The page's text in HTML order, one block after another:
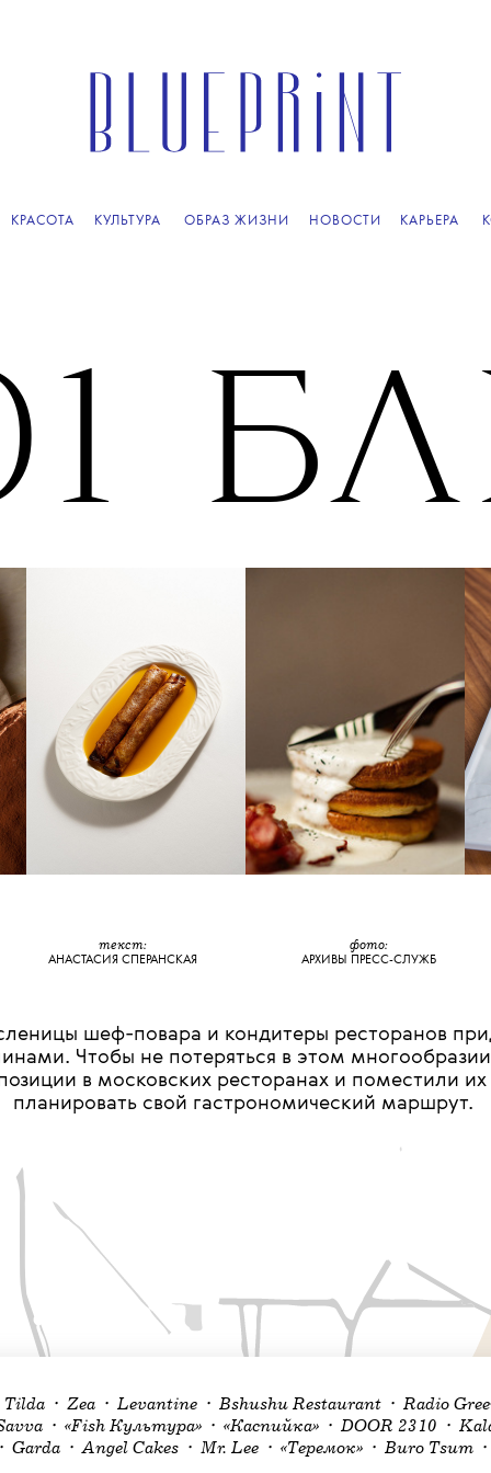
КРАСОТА КУЛЬТУРА ОБРАЗ ЖИЗНИ НОВОСТИ КАРЬЕРА
текст:
АНАСТАСИЯ СПЕРАНСКАЯ
фото:
АРХИВЫ ПРЕСС-СЛУЖБ
шеф-повара и кондитеры ресторанов
Чтобы не потеряться в этом
в московских ресторанах и поместили
планировать свой гастрономический маршрут.
• Zea • Levantine • Bshushu Restaurant • Radio
• «Fish Культура» • «Каспийка» • DOOR 2310 •
Garda • Angel Cakes • Mr. Lee • «Теремок» • Buro Tsum